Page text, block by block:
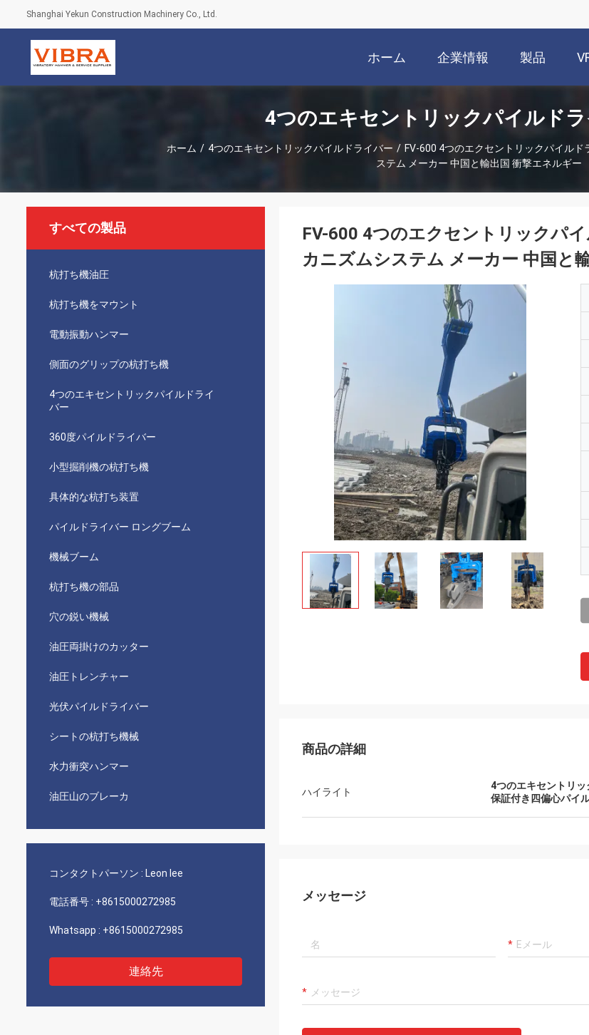
Shanghai Yekun Construction Machinery Co., Ltd.
ホーム 企業情報 製品
4つのエキセントリックパイルド
ホーム / 4つのエキセントリックパイルドライバー / FV-600 4つのエクセントリックパイル
ステム メーカー 中国と輸出国 衝撃エネルギー
すべての製品
杭打ち機油圧
杭打ち機をマウント
電動振動ハンマー
側面のグリップの杭打ち機
4つのエキセントリックパイルドライ
バー
360度パイルドライバー
小型掘削機の杭打ち機
具体的な杭打ち装置
パイルドライバー ロングブーム
機械ブーム
杭打ち機の部品
穴の鋭い機械
油圧両掛けのカッター
油圧トレンチャー
光伏パイルドライバー
シートの杭打ち機械
水力衝突ハンマー
油圧山のブレーカ
コンタクトパーソン : Leon lee
電話番号 : +8615000272985
Whatsapp : +8615000272985
連絡先
FV-600 4つのエクセントリックパ
カニズムシステム メーカー 中国と
商品の詳細
ハイライト
4つのエキセントリ
保証付き四偏心パイ
メッセージ